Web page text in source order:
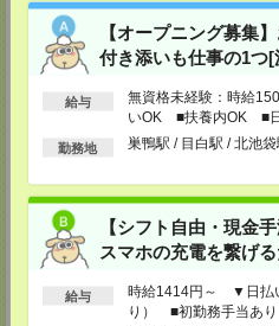
【オープニング募集
付き添いも仕事の1つ[
給与
無資格未経験：時給
いOK ■扶養内OK ■
以上
勤務地 巣鴨駅 / 目白駅 / 北池袋
【シフト自由・現金
スマホの充電を繋げ
給与
時給1414円～ ▼日払
り） ■初勤務手当あ
メディカルケア事業部 新宿オフィス
東京都新宿区新宿2-3-10 新宿御苑ビ
TEL：0120-457-235
MAIL：tenshoku@nikken-ts.jp
メディカルケア事業部 立川事業所
東京都立川市錦町1-12-14
MAIL：tenshoku@nikken-ts.jp
担当：採用担当
メディカルケア事業部 町田オフィ
東京都町田市森野1-7-23 大樹生命町
MAIL：tenshoku@nikken-ts.jp